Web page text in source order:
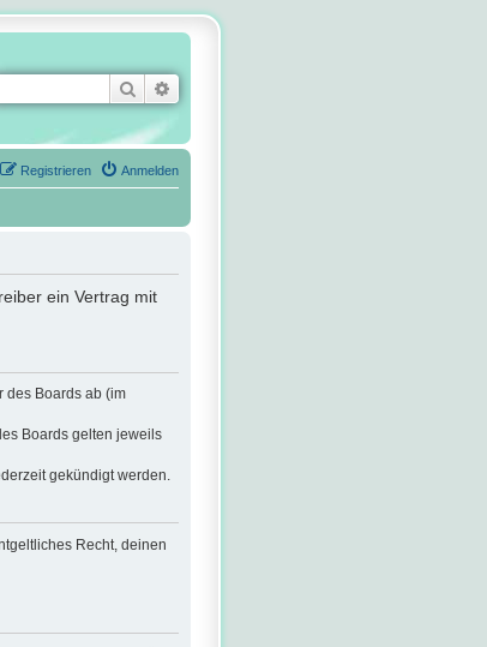
Suche
Anmelden
Registrieren
ein Vertrag mit
des Boards ab (im
Boards gelten jeweils
gekündigt werden.
Recht, deinen